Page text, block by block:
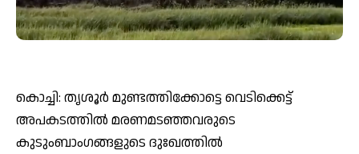
കൊച്ചി: തൃശൂർ മുണ്ടത്തിക്കോട്ടെ വെടിക്കെട്ട്
അപകടത്തിൽ മരണമടഞ്ഞവരുടെ
കുടുംബാംഗങ്ങളുടെ ദുഃഖത്തിൽ